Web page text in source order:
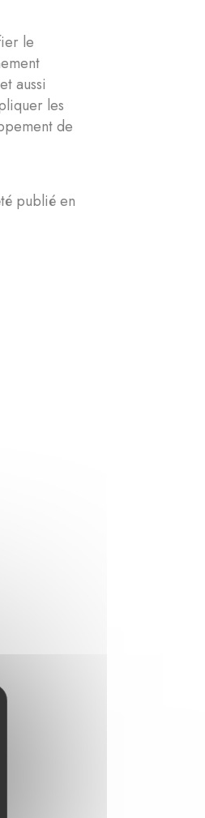
le
aussi
les
de
publié en